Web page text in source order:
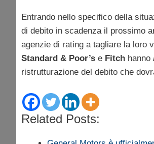
Entrando nello specifico della
di debito in scadenza il prossimo
agenzie di rating a tagliare la loro
Standard & Poor’s e Fitch hanno
ristrutturazione del debito che
Related Posts: